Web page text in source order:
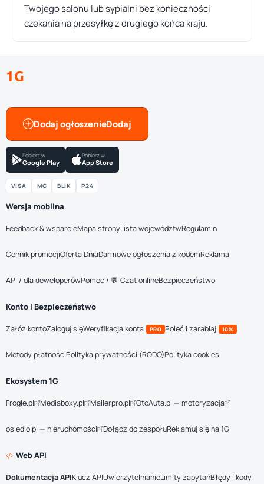
Twojego salonu lub sypialni bez konieczności
czekania na przesyłkę z drugiego końca kraju.
1G
Dodaj ogłoszenie
Pobierz w
Google Play
Pobierz w
App Store
VISA MC BLIK P24
Wersja mobilna
Feedback & wsparcieMapa stronyLista województwRegulamin
Cennik promocjiOferta DniaDarmowe ogłoszenia z kodemReklama
API / dla deweloperówPomoc / 💬 Czat onlineBezpieczeństwo
Konto i Bezpieczeństwo
Załóż kontoZaloguj sięWeryfikacja konta PRO Poleć i zarabiaj 10%
Metody płatnościPolityka prywatności (RODO)Polityka cookies
Ekosystem 1G
Frogle.pl Mediaboxy.pl Mailerpro.pl OtoAuta.pl — motoryzacja
osiedlo.pl — nieruchomości Dołącz do zespołuReklamuj się na 1G
Web API
Dokumentacja APIKlucz APIUwierzytelnianieLimity zapytańBłędy i kody